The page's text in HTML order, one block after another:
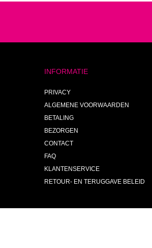
INFORMATIE
PRIVACY
ALGEMENE VOORWAARDEN
BETALING
BEZORGEN
CONTACT
FAQ
KLANTENSERVICE
RETOUR- EN TERUGGAVE BELEID